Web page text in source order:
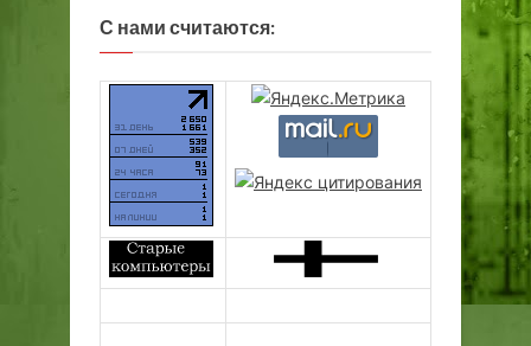
С нами считаются: